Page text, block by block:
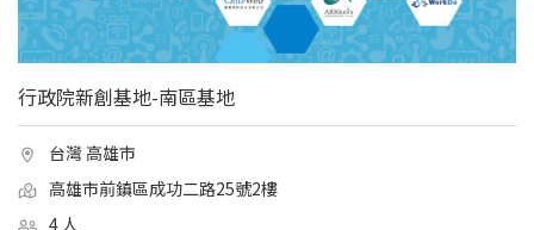
行政院新創基地-南區基地
台灣 高雄市
高雄市前鎮區成功二路25號2樓
4 人